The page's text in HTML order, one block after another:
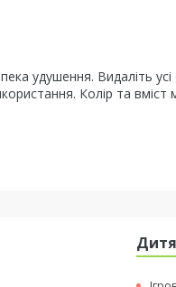
удушення. Видаліть
Колір та вміст